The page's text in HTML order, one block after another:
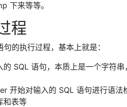
下来等等。
程
的执行过程，基本上就是：
的 SQL 语句，本质上是一个字符
开始对输入的 SQL 语句进行语
和表等